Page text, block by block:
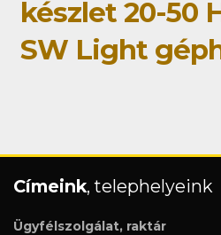
készlet 20-50
SW Light
Címeink, telephelyeink
Ügyfélszolgálat, raktár